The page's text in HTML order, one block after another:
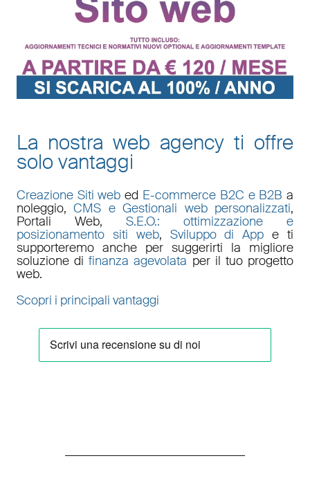
La nostra web agency ti offre
solo vantaggi
Creazione Siti web ed E-commerce B2C e B2B a
noleggio,CMS e Gestionali web personalizzati,
Portali Web,S.E.O.: ottimizzazione e
posizionamento siti web, Sviluppo di App e ti
supporteremo anche per suggerirti la migliore
soluzione difinanza agevolata per il tuo progetto
web.
Scopri i principali vantaggi